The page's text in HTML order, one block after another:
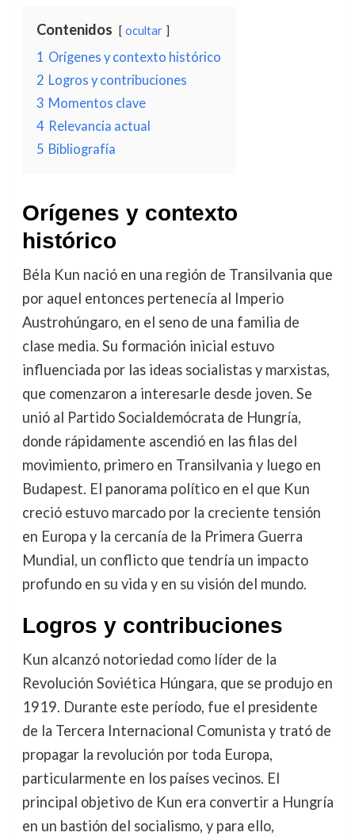
Contenidos ocultar
1 Orígenes y contexto histórico
2 Logros y contribuciones
3 Momentos clave
4 Relevancia actual
5 Bibliografía
Orígenes y contexto
histórico
Béla Kun nació en una región de Transilvania que
por aquel entonces pertenecía al Imperio
Austrohúngaro, en el seno de una familia de
clase media. Su formación inicial estuvo
influenciada por las ideas socialistas y marxistas,
que comenzaron a interesarle desde joven. Se
unió al Partido Socialdemócrata de Hungría,
donde rápidamente ascendió en las filas del
movimiento, primero en Transilvania y luego en
Budapest. El panorama político en el que Kun
creció estuvo marcado por la creciente tensión
en Europa y la cercanía de la Primera Guerra
Mundial, un conflicto que tendría un impacto
profundo en su vida y en su visión del mundo.
Logros y contribuciones
Kun alcanzó notoriedad como líder de la
Revolución Soviética Húngara, que se produjo en
1919. Durante este período, fue el presidente
de la Tercera Internacional Comunista y trató de
propagar la revolución por toda Europa,
particularmente en los países vecinos. El
principal objetivo de Kun era convertir a Hungría
en un bastión del socialismo, y para ello,